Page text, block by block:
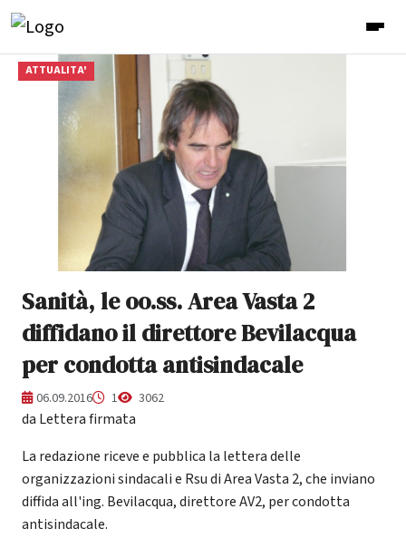
ATTUALITA'
Sanità, le oo.ss. Area Vasta 2
diffidano il direttore Bevilacqua
per condotta antisindacale
06.09.2016 1 3062
da Lettera firmata
La redazione riceve e pubblica la lettera delle
organizzazioni sindacali e Rsu di Area Vasta 2, che inviano
diffida all'ing. Bevilacqua, direttore AV2, per condotta
antisindacale.